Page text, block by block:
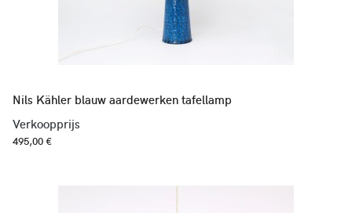
Nils Kähler blauw aardewerken tafellamp
Verkoopprijs
495,00 €